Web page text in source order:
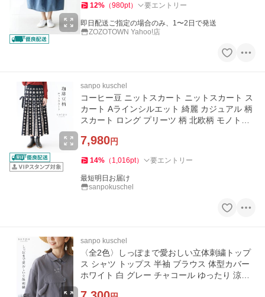
12% （980pt） 要エントリー
即日配送ご指定の場合のみ、1〜2日で発送
ZOZOTOWN Yahoo!店
sanpo kuschel
コーヒー豆 ニットスカート ニットスカート ス
カート Aラインシルエット 綺麗 カジュアル 柄
スカート ロング プリーツ 柄 北欧柄 モノトー
7,980円
14% （ 1,016pt） 要エントリー
最短明日お届け
sanpokuschel
sanpo kuschel
〈全2色〉しっぽまで愛おしい立体刺繍トップ
ス シャツ トップス 半袖 ブラウス 体型カバー
ホワイト 白 グレー チャコール ゆったり 涼し